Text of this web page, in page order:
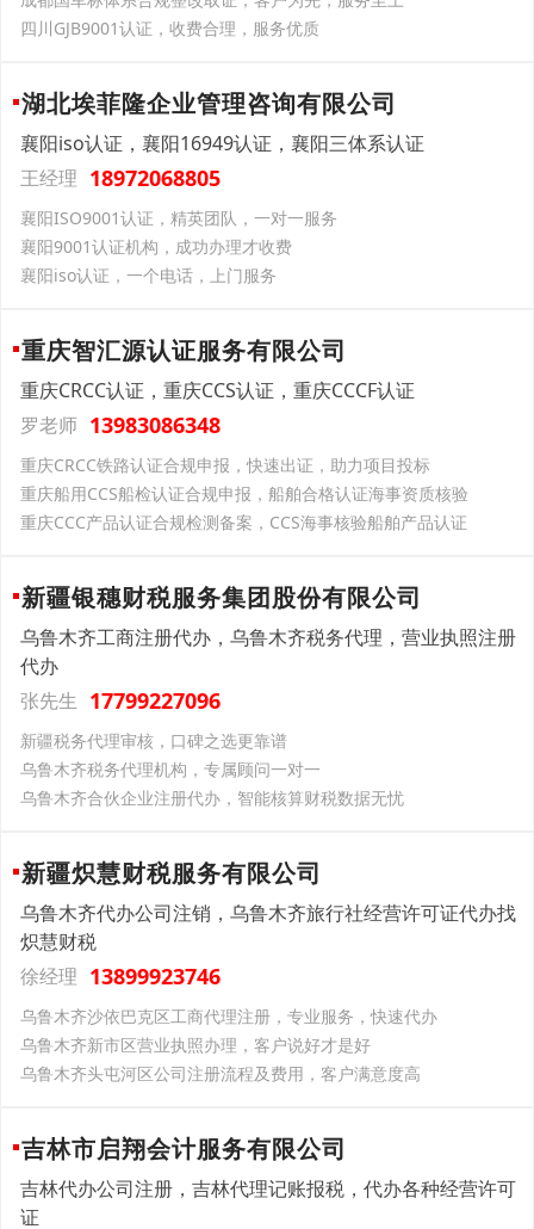
四川GJB9001认证，收费合理，服务优质
湖北埃菲隆企业管理咨询有限公司
襄阳iso认证，襄阳16949认证，襄阳三体系认证
王经理 18972068805
襄阳ISO9001认证，精英团队，一对一服务
襄阳9001认证机构，成功办理才收费
襄阳iso认证，一个电话，上门服务
重庆智汇源认证服务有限公司
重庆CRCC认证，重庆CCS认证，重庆CCCF认证
罗老师 13983086348
重庆CRCC铁路认证合规申报，快速出证，助力项目投标
重庆船用CCS船检认证合规申报，船舶合格认证海事资质核验
重庆CCC产品认证合规检测备案，CCS海事核验船舶产品认证
新疆银穗财税服务集团股份有限公司
乌鲁木齐工商注册代办，乌鲁木齐税务代理，营业执照注册
代办
张先生 17799227096
新疆税务代理审核，口碑之选更靠谱
乌鲁木齐税务代理机构，专属顾问一对一
乌鲁木齐合伙企业注册代办，智能核算财税数据无忧
新疆炽慧财税服务有限公司
乌鲁木齐代办公司注销，乌鲁木齐旅行社经营许可证代办找
炽慧财税
徐经理 13899923746
乌鲁木齐沙依巴克区工商代理注册，专业服务，快速代办
乌鲁木齐新市区营业执照办理，客户说好才是好
乌鲁木齐头屯河区公司注册流程及费用，客户满意度高
吉林市启翔会计服务有限公司
吉林代办公司注册，吉林代理记账报税，代办各种经营许可
证